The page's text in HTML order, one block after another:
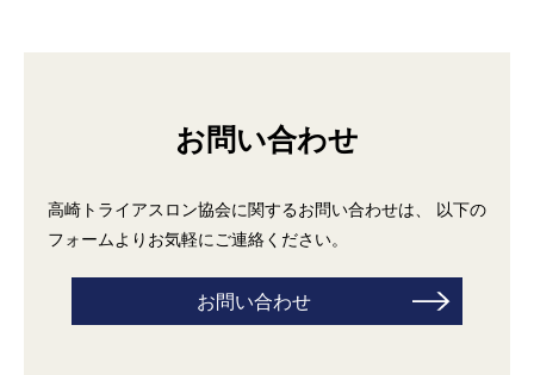
お問い合わせ
高崎トライアスロン協会に関するお問い合わせは、 以下の
フォームよりお気軽にご連絡ください。
お問い合わせ